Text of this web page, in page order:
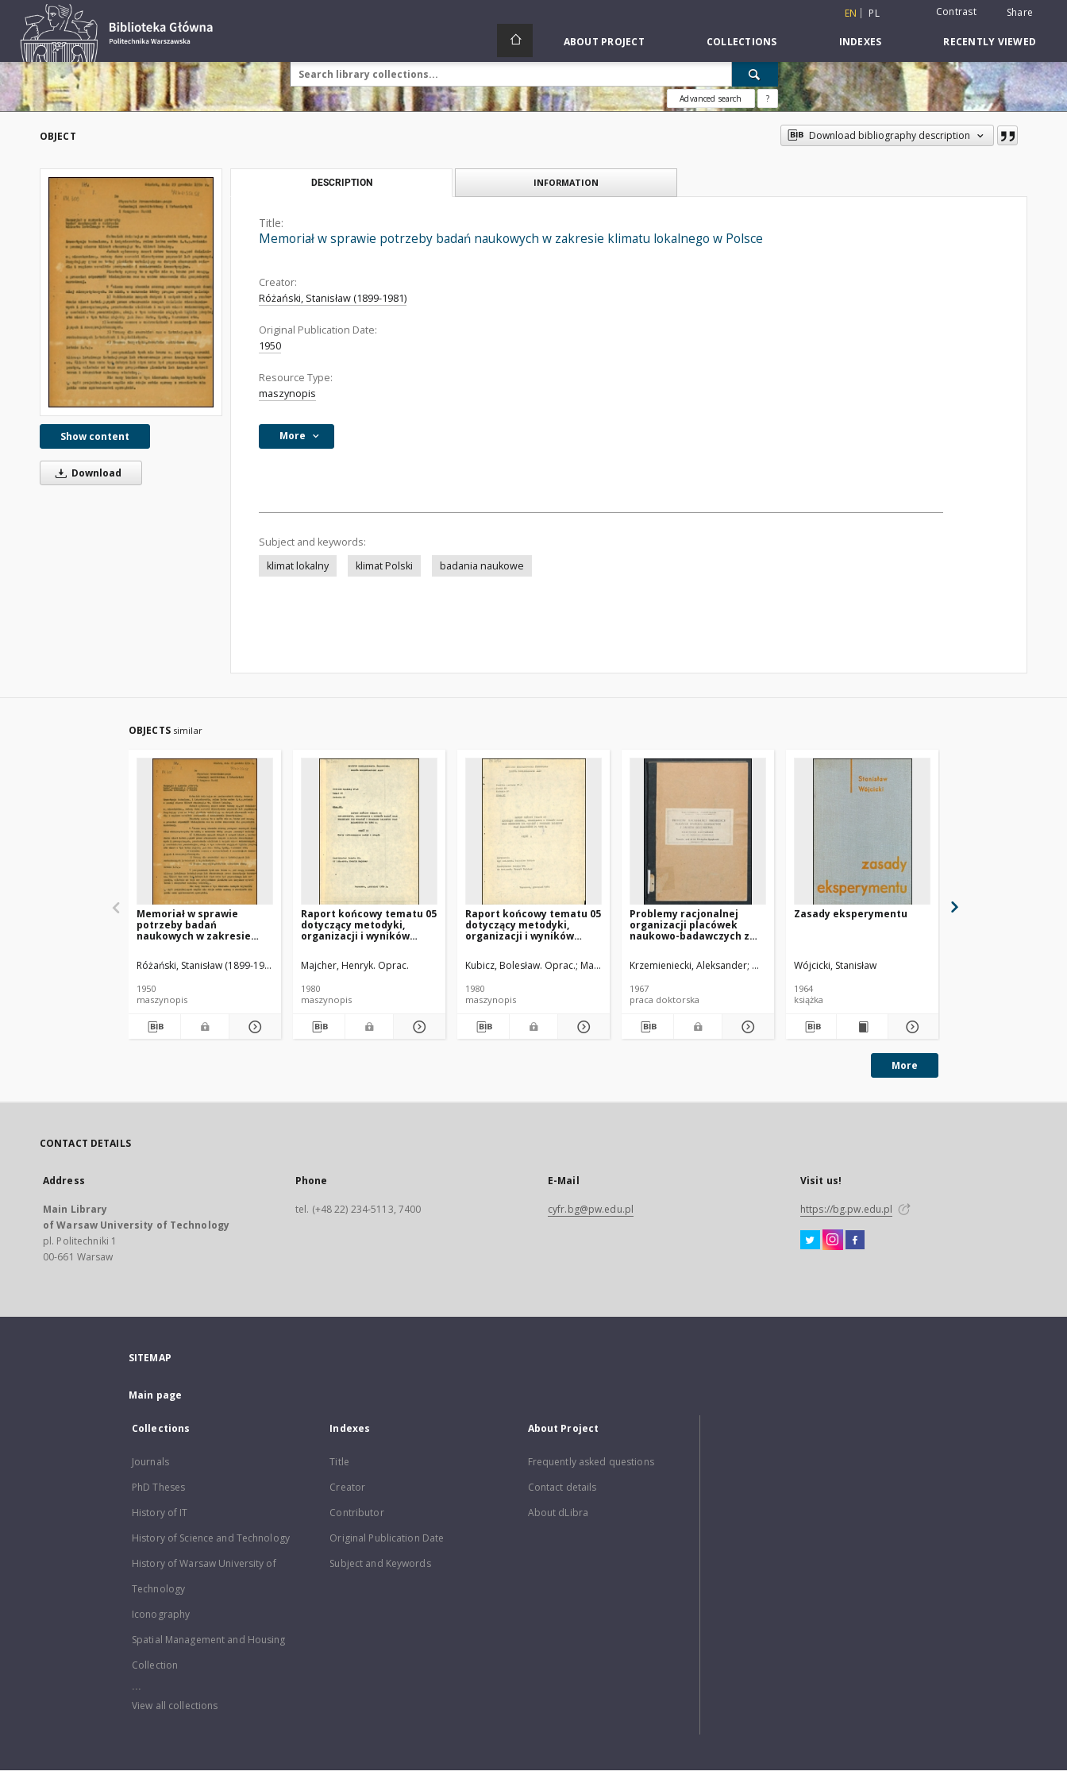
EN PL Contrast Share
ABOUT PROJECT COLLECTIONS INDEXES RECENTLY VIEWED
Advanced search ?
OBJECT Download bibliography description
Show content
Download
DESCRIPTION INFORMATION
Title:
Memoriał w sprawie potrzeby badań naukowych w zakresie klimatu lokalnego w Polsce
Creator:
Różański, Stanisław (1899-1981)
Original Publication Date:
1950
Resource Type:
maszynopis
More
Subject and keywords:
klimat lokalny
klimat Polski badania naukowe
OBJECTS similar
Memoriał w sprawie
potrzeby badań
naukowych w zakresie
Polsce
Różański, Stanisław (1899-1981).
1950
maszynopis
Raport końcowy tematu 05
dotyczący metodyki,
organizacji i wyników
wdrożeń i programu
dalszych prac badawczych
informacyjne zadań i
etapów
Majcher, Henryk. Oprac.
1980
maszynopis
Raport końcowy tematu 05
dotyczący metodyki,
organizacji i wyników
wdrożeń i programu
dalszych prac badawczych
Kubicz, Bolesław. Oprac. Majcher, Henryk.
1980
maszynopis
Problemy racjonalnej
organizacji placówek
naukowo-badawczych z
rozprawa doktorska
Krzemieniecki, Aleksander Wyrzykowski, Władysław (1906-1983). Promotor
1967
praca doktorska
Zasady eksperymentu
Wójcicki, Stanisław
1964
książka
More
CONTACT DETAILS
Address
Main Library
of Warsaw University of Technology
pl. Politechniki 1
00-661 Warsaw
Phone
tel. (+48 22) 234-5113, 7400
E-Mail
cyfr.bg@pw.edu.pl
Visit us!
https://bg.pw.edu.pl
SITEMAP
Main page
Collections
Journals
PhD Theses
History of IT
History of Science and Technology
History of Warsaw University of
Technology
Iconography
Spatial Management and Housing
Collection
...
View all collections
Indexes
Title
Creator
Contributor
Original Publication Date
Subject and Keywords
About Project
Frequently asked questions
Contact details
About dLibra